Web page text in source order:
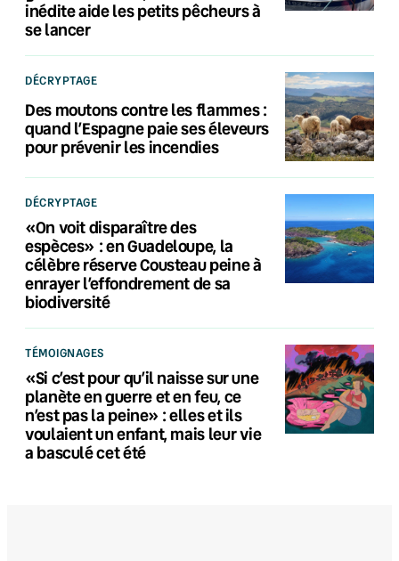
inédite aide les petits pêcheurs à
se lancer
DÉCRYPTAGE
Des moutons contre les flammes :
quand l’Espagne paie ses éleveurs
pour prévenir les incendies
DÉCRYPTAGE
«On voit disparaître des
espèces» : en Guadeloupe, la
célèbre réserve Cousteau peine à
enrayer l’effondrement de sa
biodiversité
TÉMOIGNAGES
«Si c’est pour qu’il naisse sur une
planète en guerre et en feu, ce
n’est pas la peine» : elles et ils
voulaient un enfant, mais leur vie
a basculé cet été